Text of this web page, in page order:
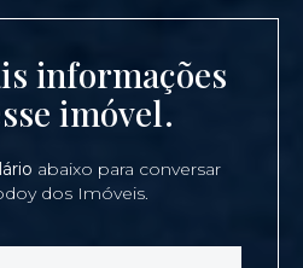
informações
imóvel.
abaixo para conversar
dos Imóveis.